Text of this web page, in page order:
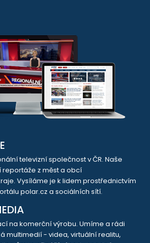
televizní společnost v ČR. Naše
z měst a obcí
Vysíláme je k lidem prostřednictvím
polar.cz a sociálních sítí.
na komerční výrobu. Umíme a rádi
multimedií - videa, virtuální realitu,